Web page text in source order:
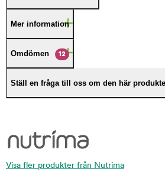
Mer information
Omdömen 12
Ställ en fråga till oss om den här
Visa fler produkter från Nutrima